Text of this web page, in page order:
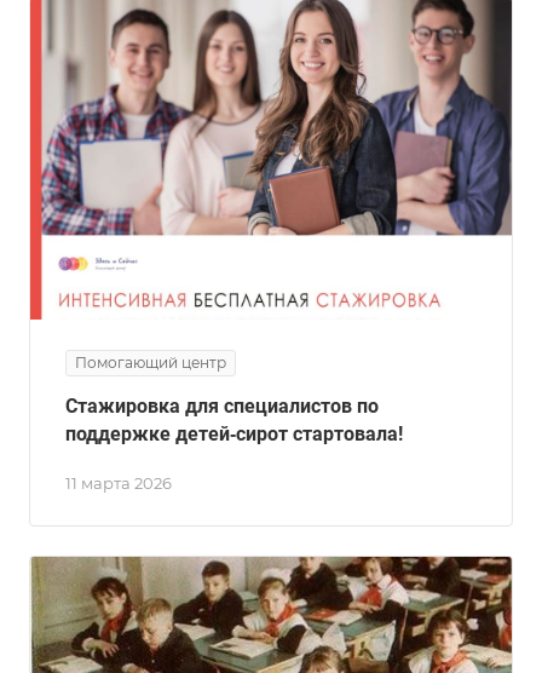
Помогающий центр
11 марта 2026
Стажировка для специалистов по
поддержке детей‑сирот стартовала!